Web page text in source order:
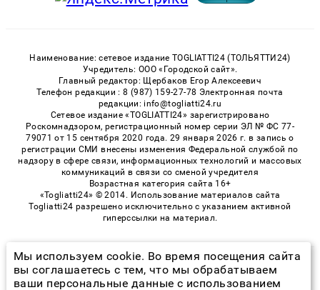
Наименование: сетевое издание TOGLIATTI24 (ТОЛЬЯТТИ24)
Учредитель: ООО «Городской сайт».
Главный редактор: Щербаков Егор Алексеевич
Телефон редакции : 8 (987) 159-27-78 Электронная почта
редакции: info@togliatti24.ru
Сетевое издание «TOGLIATTI24» зарегистрировано
Роскомнадзором, регистрационный номер серии ЭЛ № ФС 77-
79071 от 15 сентября 2020 года. 29 января 2026 г. в запись о
регистрации СМИ внесены изменения Федеральной службой по
надзору в сфере связи, информационных технологий и массовых
коммуникаций в связи со сменой учредителя
Возрастная категория сайта 16+
«Togliatti24» © 2014. Использование материалов сайта
Togliatti24 разрешено исключительно с указанием активной
гиперссылки на материал.
© 2026 «Togliatti24» | Все права защищены
Возрастная категория сайта 16+
Мы используем cookie. Во время посещения сайта
вы соглашаетесь с тем, что мы обрабатываем
ваши персональные данные с использованием